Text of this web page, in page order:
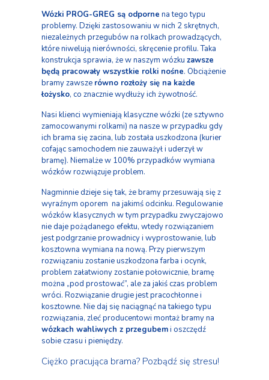
Wózki PROG-GREG są odporne na tego typu
problemy. Dzięki zastosowaniu w nich 2 skrętnych,
niezależnych przegubów na rolkach prowadzących,
które niwelują nierówności, skręcenie profilu. Taka
konstrukcja sprawia, że w naszym wózkuzawsze
będą pracowały wszystkie rolki nośne. Obciążenie
bramy zawsze równo rozłoży się na każde
łożysko, co znacznie wydłuży ich żywotność.
Nasi klienci wymieniają klasyczne wózki (ze sztywno
zamocowanymi rolkami) na nasze w przypadku gdy
ich brama się zacina, lub została uszkodzona (kurier
cofając samochodem nie zauważył i uderzył w
bramę). Niemalże w 100% przypadków wymiana
wózków rozwiązuje problem.
Nagminnie dzieje się tak, że bramy przesuwają się z
wyraźnym oporem na jakimś odcinku. Regulowanie
wózków klasycznych w tym przypadku zwyczajowo
nie daje pożądanego efektu, wtedy rozwiązaniem
jest podgrzanie prowadnicy i wyprostowanie, lub
kosztowna wymiana na nową. Przy pierwszym
rozwiązaniu zostanie uszkodzona farba i ocynk,
problem załatwiony zostanie połowicznie, bramę
można „pod prostować”, ale za jakiś czas problem
wróci. Rozwiązanie drugie jest pracochłonne i
kosztowne. Nie daj się naciągnąć na takiego typu
rozwiązania, zleć producentowi montaż bramy na
wózkach wahliwych z przegubemi oszczędź
sobie czasu i pieniędzy.
Ciężko pracująca brama? Pozbądź się stresu!